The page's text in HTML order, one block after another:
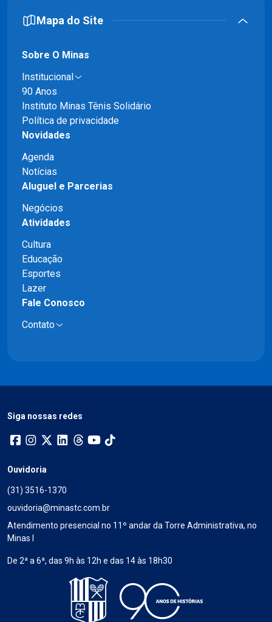
Mapa do Site
Sobre O Minas
Institucional
90 Anos
Instituto Minas Tênis Solidário
Política de privacidade
Novidades
Agenda
Notícias
Aluguel e Parcerias
Negócios
Atividades
Cultura
Educação
Esportes
Lazer
Fale Conosco
Contato
Siga nossas redes
Ouvidoria
(31) 3516-1370
ouvidoria@minastc.com.br
Atendimento presencial no 11º andar da Torre Administrativa, no
Minas I
De 2ª a 6ª, das 9h às 12h e das 14 às 18h30